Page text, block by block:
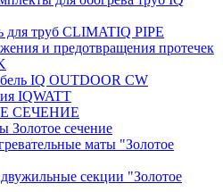
для труб CLIMATIQ PIPE
и предотвращения протечек
IQ OUTDOOR CW
IQWATT
СЕЧЕНИЕ
Золотое сечение
маты "Золотое
секции "Золотое